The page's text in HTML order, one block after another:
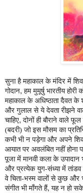
सुना है महाकाल के मंदिर में
गोदान,हम मुमूर्षु भारतीय
महाकाल के अधिष्‍ठाता दैवत के
और गुलाल से ये देवता रीझने
चाहिए,दोनों ही बौराने वाले
(बदरी) जो इस मौसम का
कभी भी न पड़ेगा और अपने
आयात पर अवलंबित नहीं
पूजा में मानवी कला के
और प्रत्‍येक युग-संध्‍या में
वे चिता-भस्‍म वालों से कुछ और
संगीत भी माँगते हैं,यह न हो